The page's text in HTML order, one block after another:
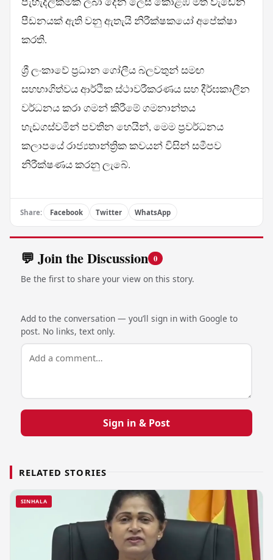
පීඩනයක් ඇති වනු ඇතැයි නිරීක්ෂකයෝ අපේක්ෂා
කරති.
ශ්‍රී ලංකාවේ ප්‍රධාන ගෝලීය බලවතුන් සමඟ
සහභාගිත්වය ආර්ථික ස්ථාවරීකරණය සහ දීර්ඝකාලීන
වර්ධනය කරා ගමන් කිරීමේ ගමනාන්තය
හැඩගස්වමින් පවතින හෙයින්, මෙම ප්‍රවර්ධනය
කලාපයේ රාජ්‍යතාන්ත්‍රික කවයන් විසින් සමීපව
නිරීක්ෂණය කරනු ලැබේ.
Share: Facebook Twitter WhatsApp
💬 Join the Discussion 0
Be the first to share your view on this story.
Add to the conversation — you’ll sign in with Google to
post. No links, text only.
Sign in & Post
RELATED STORIES
SINHALA